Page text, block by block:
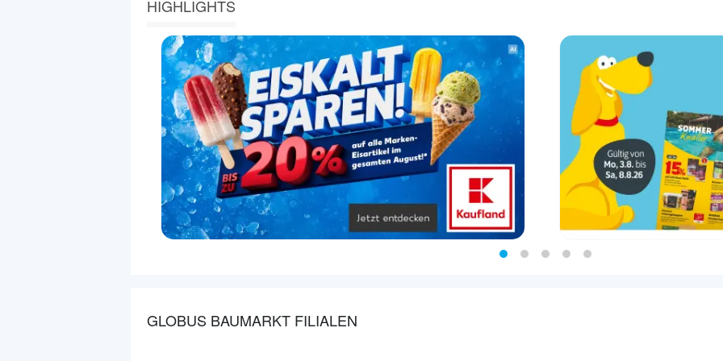
HIGHLIGHTS
GLOBUS BAUMARKT FILIALEN